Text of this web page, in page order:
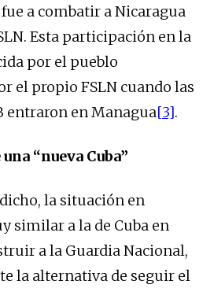
a combatir a Nicaragua
Esta participación en la
por el pueblo
el propio FSLN cuando las
entraron en Managua[3].
“nueva Cuba”
la situación en
similar a la de Cuba en
a la Guardia Nacional,
la alternativa de seguir el